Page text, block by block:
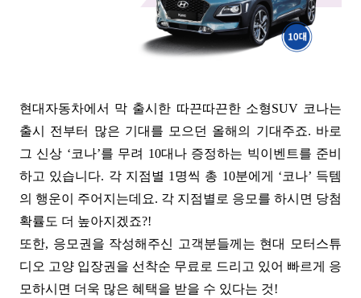
현대자동차에서 막 출시한 따끈따끈한 소형SUV 코나는
출시 전부터 많은 기대를 모으던 올해의 기대주죠. 바로
그 신상 ‘코나’를 무려 10대나 증정하는 빅이벤트를 준비
하고 있습니다. 각 지점별 1명씩 총 10분에게 ‘코나’ 득템
의 행운이 주어지는데요. 각 지점별로 응모를 하시면 당첨
확률도 더 높아지겠죠?!
또한, 응모권을 작성해주신 고객분들께는 현대 모터스튜
디오 고양 입장권을 선착순 무료로 드리고 있어 빠르게 응
모하시면 더욱 많은 혜택을 받을 수 있다는 것!